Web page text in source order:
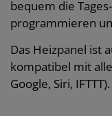
bequem die
programmieren
Das Heizpanel ist
kompatibel mit
Google, Siri, IFTTT).